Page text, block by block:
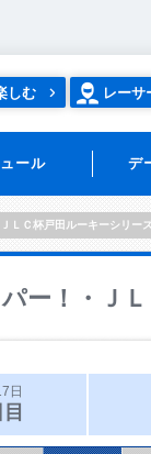
しむ レーサ
ール デ
ＬＣ杯戸田ルーキーシリー
ー！・Ｊ
日